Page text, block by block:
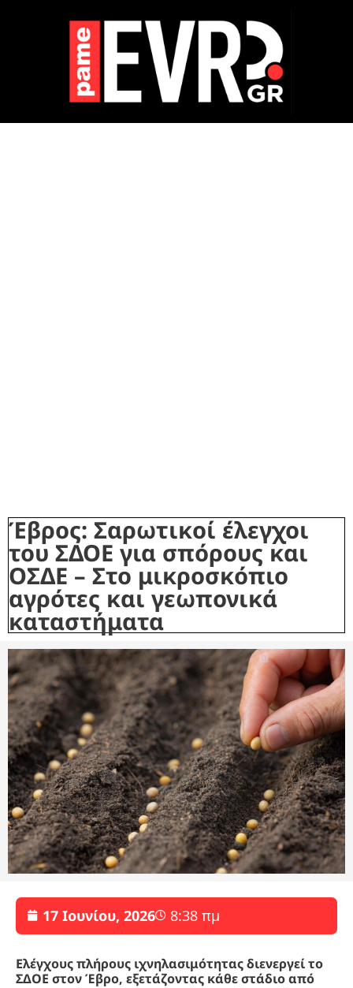
Έβρος: Σαρωτικοί έλεγχοι
του ΣΔΟΕ για σπόρους και
ΟΣΔΕ – Στο μικροσκόπιο
αγρότες και γεωπονικά
καταστήματα
17 Ιουνίου, 2026 8:38 πμ
Ελέγχους πλήρους ιχνηλασιμότητας διενεργεί το
ΣΔΟΕ στον Έβρο, εξετάζοντας κάθε στάδιο από